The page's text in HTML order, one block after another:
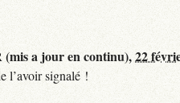
a jour en continu),22
l’avoir signalé !